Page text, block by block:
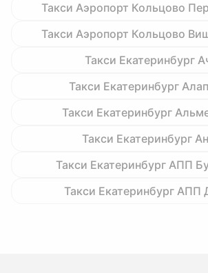
Такси Аэропорт Кольцово
Такси Аэропорт Кольцово
Такси Екатеринбург
Такси Екатеринбург
Такси Екатеринбург
Такси Екатеринбург
Такси Екатеринбург АПП
Такси Екатеринбург АПП